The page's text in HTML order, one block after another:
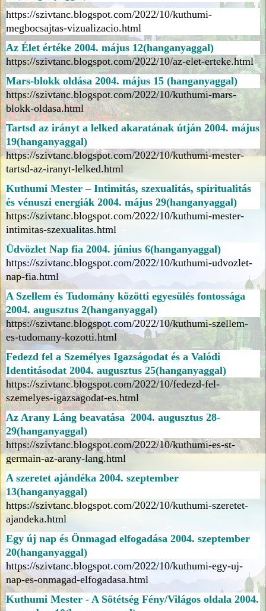
https://szivtanc.blogspot.com/2022/10/kuthumi-
megbocsajtas-vizualizacio.html
Az Élet értéke 2004. május 12(hanganyaggal)
https://szivtanc.blogspot.com/2022/10/az-elet-erteke.html
Mars-blokk oldása 2004. május 15 (hanganyaggal)
https://szivtanc.blogspot.com/2022/10/kuthumi-mars-
blokk-oldasa.html
Tartsd az irányt a lelked akaratának útján 2004. május
19(hanganyaggal)
https://szivtanc.blogspot.com/2022/10/kuthumi-mester-
tartsd-az-iranyt-lelked.html
Kuthumi Mester – Intimitás, szexualitás, spiritualitás
és vénuszi energiák 2004. május 29(hanganyaggal)
https://szivtanc.blogspot.com/2022/10/kuthumi-mester-
intimitas-szexualitas.html
Üdvözlet Nap fia 2004. június 6(hanganyaggal)
https://szivtanc.blogspot.com/2022/10/kuthumi-udvozlet-
nap-fia.html
A Szellem és Tudomány közötti egyesülés fontossága
2004. augusztus 2(hanganyaggal)
https://szivtanc.blogspot.com/2022/10/kuthumi-szellem-
es-tudomany-kozotti.html
Fedezd fel a Személyes Igazságodat és a Valódi
Identitásodat 2004. augusztus 25(hanganyaggal)
https://szivtanc.blogspot.com/2022/10/fedezd-fel-
szemelyes-igazsagodat-es.html
Az Arany Láng beavatása 2004. augusztus 28-
29(hanganyaggal)
https://szivtanc.blogspot.com/2022/10/kuthumi-es-st-
germain-az-arany-lang.html
A szeretet ajándéka 2004. szeptember
13(hanganyaggal)
https://szivtanc.blogspot.com/2022/10/kuthumi-szeretet-
ajandeka.html
Egy új nap és Önmagad elfogadása 2004. szeptember
20(hanganyaggal)
https://szivtanc.blogspot.com/2022/10/kuthumi-egy-uj-
nap-es-onmagad-elfogadasa.html
Kuthumi Mester - A Sötétség Fény/Világos oldala 2004.